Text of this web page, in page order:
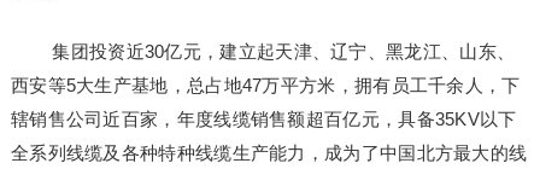
集团投资近30亿元，建立起天津、辽宁、黑龙江、山东、
西安等5大生产基地，总占地47万平方米，拥有员工千余人，下
辖销售公司近百家，年度线缆销售额超百亿元，具备35KV以下
全系列线缆及各种特种线缆生产能力，成为了中国北方最大的线